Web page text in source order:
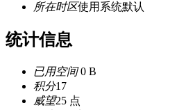
所在时区使用系统默认
统计信息
已用空间0 B
积分17
威望25 点